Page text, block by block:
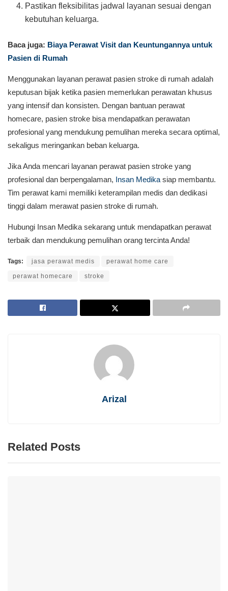
Pastikan fleksibilitas jadwal layanan sesuai dengan
kebutuhan keluarga.
Baca juga: Biaya Perawat Visit dan Keuntungannya untuk
Pasien di Rumah
Menggunakan layanan perawat pasien stroke di rumah adalah
keputusan bijak ketika pasien memerlukan perawatan khusus
yang intensif dan konsisten. Dengan bantuan perawat
homecare, pasien stroke bisa mendapatkan perawatan
profesional yang mendukung pemulihan mereka secara optimal,
sekaligus meringankan beban keluarga.
Jika Anda mencari layanan perawat pasien stroke yang
profesional dan berpengalaman, Insan Medika siap membantu.
Tim perawat kami memiliki keterampilan medis dan dedikasi
tinggi dalam merawat pasien stroke di rumah.
Hubungi Insan Medika sekarang untuk mendapatkan perawat
terbaik dan mendukung pemulihan orang tercinta Anda!
Tags: jasa perawat medis perawat home care
perawat homecare stroke
Arizal
Related Posts